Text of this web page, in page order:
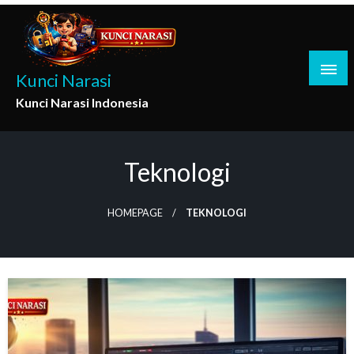
Skip
content
Kunci Narasi
Kunci Narasi Indonesia
Teknologi
HOMEPAGE TEKNOLOGI